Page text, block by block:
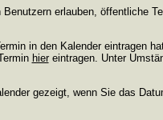
erlauben, öffentliche
in den Kalender eintragen
hiereintragen. Unter
gezeigt, wenn Sie das